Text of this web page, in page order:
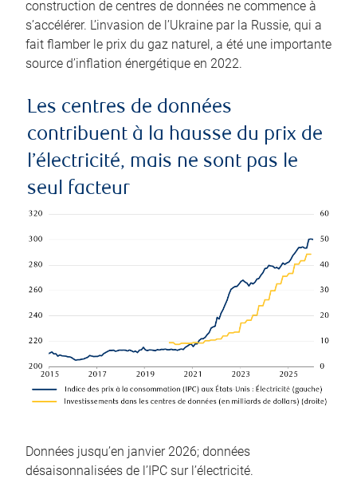
construction de centres de données ne commence à
s’accélérer. L’invasion de l’Ukraine par la Russie, qui a
fait flamber le prix du gaz naturel, a été une importante
source d’inflation énergétique en 2022.
Les centres de données
contribuent à la hausse du prix de
l’électricité, mais ne sont pas le
seul facteur
Données jusqu’en janvier 2026; données
désaisonnalisées de l’IPC sur l’électricité.